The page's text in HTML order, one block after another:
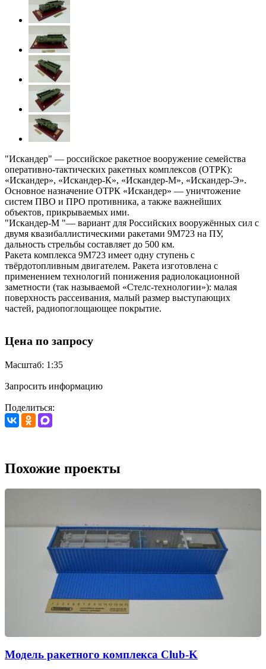
"Искандер" — российское ракетное вооружение семейства
оперативно-тактических ракетных комплексов (ОТРК):
«Искандер», «Искандер-К», «Искандер-М», «Искандер-Э».
Основное назначение ОТРК «Искандер» — уничтожение
систем ПВО и ПРО противника, а также важнейших
объектов, прикрываемых ими.
"Искандер-М "— вариант для Российских вооружённых сил с
двумя квазибаллистическими ракетами 9М723 на ПУ,
дальность стрельбы составляет до 500 км.
Ракета комплекса 9М723 имеет одну ступень с
твёрдотопливным двигателем. Ракета изготовлена с
применением технологий понижения радиолокационной
заметности (так называемой «Стелс-технологии»): малая
поверхность рассеивания, малый размер выступающих
частей, радиопоглощающее покрытие.
Цена по запросу
Масштаб: 1:35
Запросить информацию
Поделиться:
Похожие проекты
Модель ракетного комплекса Club-K